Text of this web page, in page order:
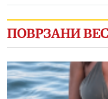
ПОВРЗАНИ